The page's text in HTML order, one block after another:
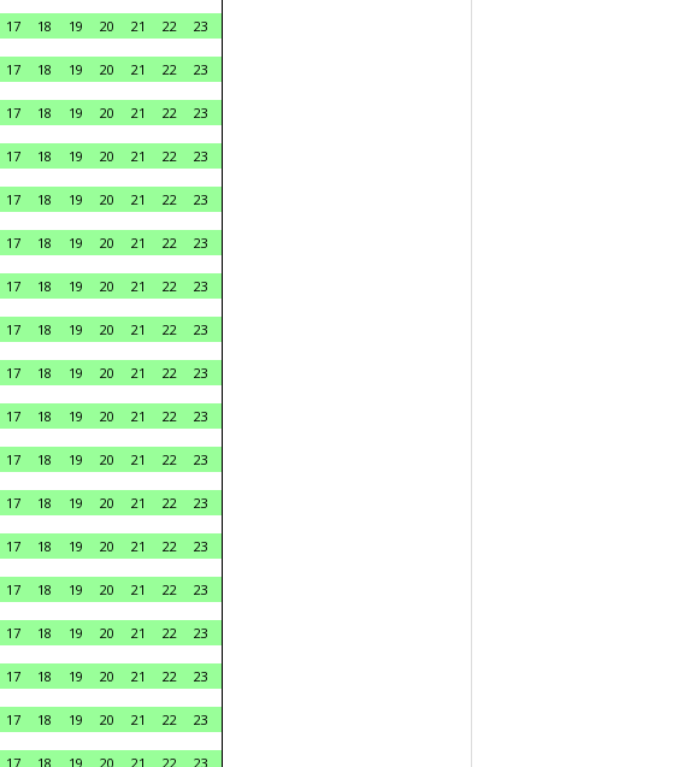
17 18 19 20 21 22
23
17 18 19 20 21 22
23
17 18 19 20 21 22
23
17 18 19 20 21 22
23
17 18 19 20 21 22
23
17 18 19 20 21 22
23
17 18 19 20 21 22
23
17 18 19 20 21 22
23
17 18 19 20 21 22
23
17 18 19 20 21 22
23
17 18 19 20 21 22
23
17 18 19 20 21 22
23
17 18 19 20 21 22
23
17 18 19 20 21 22
23
17 18 19 20 21 22
23
17 18 19 20 21 22
23
17 18 19 20 21 22
23
17 18 19 20 21 22
23